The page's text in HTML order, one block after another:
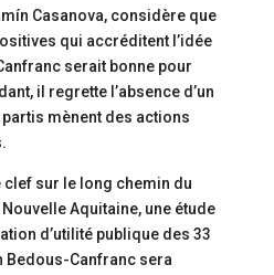
Casanova, considère que
qui accréditent l’idée
serait bonne pour
il regrette l’absence d’un
mènent des actions
clef sur le long chemin du
Aquitaine, une étude
d’utilité publique des 33
Bedous-Canfranc sera